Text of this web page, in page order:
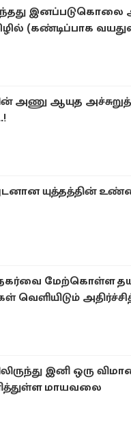
இனப்படுகொலை
(கண்டிப்பாக
அணு ஆயுத
யுத்தத்தின்
நகர்வை மேற்கொள்ள
வெளியிடும்
இனி ஒரு
மாயவலை